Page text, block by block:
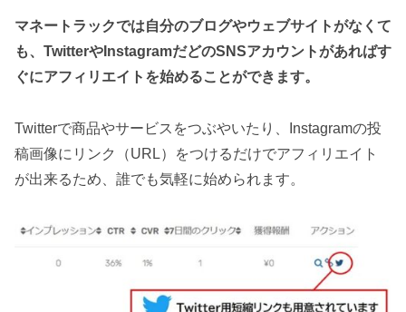
マネートラックでは自分のブログやウェブサイトがなくて
も、TwitterやInstagramだどのSNSアカウントがあればす
ぐにアフィリエイトを始めることができます。
Twitterで商品やサービスをつぶやいたり、Instagramの投
稿画像にリンク（URL）をつけるだけでアフィリエイト
が出来るため、誰でも気軽に始められます。